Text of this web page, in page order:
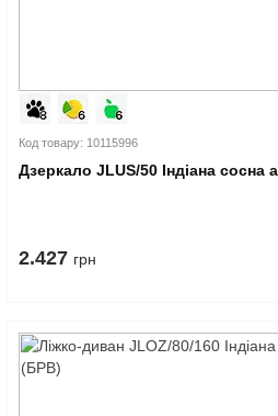
Код товару: 10115996
Дзеркало JLUS/50 Індіана
2.427 грн